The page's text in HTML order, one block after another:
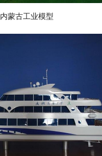
内蒙古工业模型